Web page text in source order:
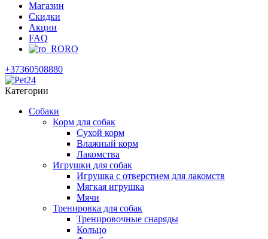
Магазин
Скидки
Акции
FAQ
RO
+37360508880
Категории
Собаки
Корм для собак
Сухой корм
Влажный корм
Лакомства
Игрушки для собак
Игрушка с отверстием для лакомств
Мягкая игрушка
Мячи
Тренировка для собак
Тренировочные снаряды
Кольцо